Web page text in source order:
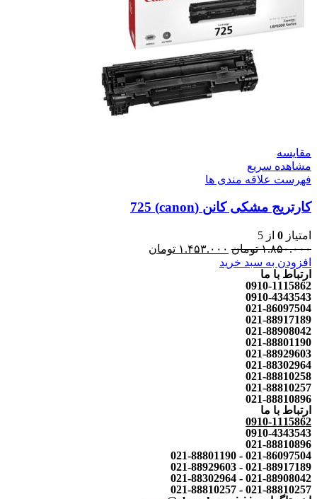
مقایسه
مشاهده سریع
فهرست علاقه مندی ها
کارتریج مشکی کانن (canon) 725
امتیاز 0 از 5
۱.۸۵۰.۰۰۰ تومان ۱.۴۵۳.۰۰۰ تومان
افزودن به سبد خرید
ارتباط با ما
0910-1115862
0910-4343543
021-86097504
021-88917189
021-88908042
021-88801190
021-88929603
021-88302964
021-88810258
021-88810257
021-88810896
ارتباط با ما
0910-1115862
0910-4343543
021-88810896
021-86097504 - 021-88801190
021-88917189 - 021-88929603
021-88908042 - 021-88302964
021-88810257 - 021-88810257